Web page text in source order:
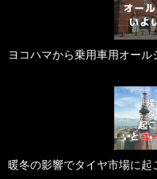
ヨコハマから乗用車用オー
暖冬の影響でタイヤ市場に